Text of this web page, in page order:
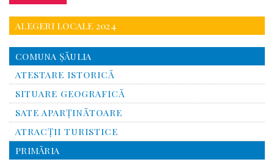
ALEGERI LOCALE 2024
COMUNA ŞĂULIA
ATESTARE ISTORICĂ
SITUARE GEOGRAFICĂ
SATE APARȚINĂTOARE
ATRACȚII TURISTICE
PRIMĂRIA